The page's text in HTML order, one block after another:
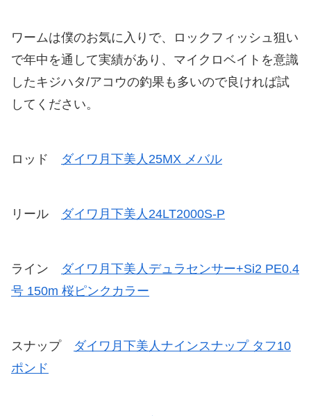
ワームは僕のお気に入りで、ロックフィッシュ狙い
で年中を通して実績があり、マイクロベイトを意識
したキジハタ/アコウの釣果も多いので良ければ試
してください。
ロッド ダイワ月下美人25MX メバル
リール ダイワ月下美人24LT2000S-P
ライン ダイワ月下美人デュラセンサー+Si2 PE0.4
号 150m 桜ピンクカラー
スナップ ダイワ月下美人ナインスナップ タフ10
ポンド